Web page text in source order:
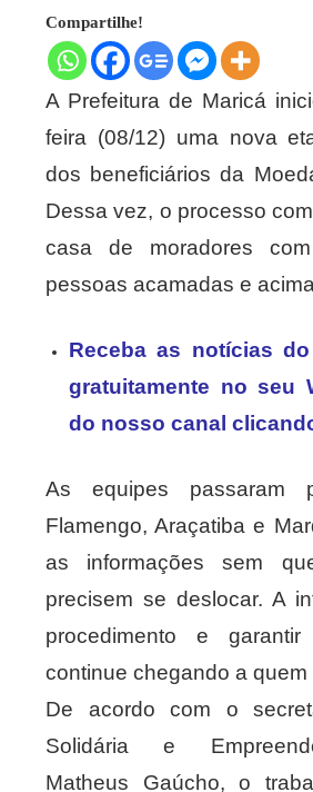
Compartilhe!
A Prefeitura de Maricá
feira (08/12) uma nova
dos beneficiários da
Dessa vez, o processo
casa de moradores
pessoas acamadas e
Receba as notícias
gratuitamente no seu
do nosso canal
As equipes passaram
Flamengo, Araçatiba e
as informações sem
precisem se deslocar. A
procedimento e
continue chegando a
De acordo com o
Solidária e
Matheus Gaúcho, o